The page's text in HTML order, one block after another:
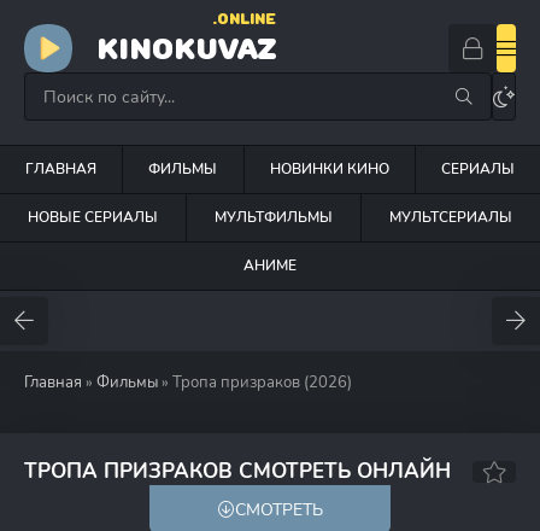
KINOKUVAZ
.ONLINE
ГЛАВНАЯ ФИЛЬМЫ НОВИНКИ КИНО СЕРИАЛЫ
НОВЫЕ СЕРИАЛЫ МУЛЬТФИЛЬМЫ МУЛЬТСЕРИАЛЫ
АНИМЕ
Главная » Фильмы » Тропа призраков (2026)
ТРОПА ПРИЗРАКОВ СМОТРЕТЬ ОНЛАЙН
6.1
СМОТРЕТЬ